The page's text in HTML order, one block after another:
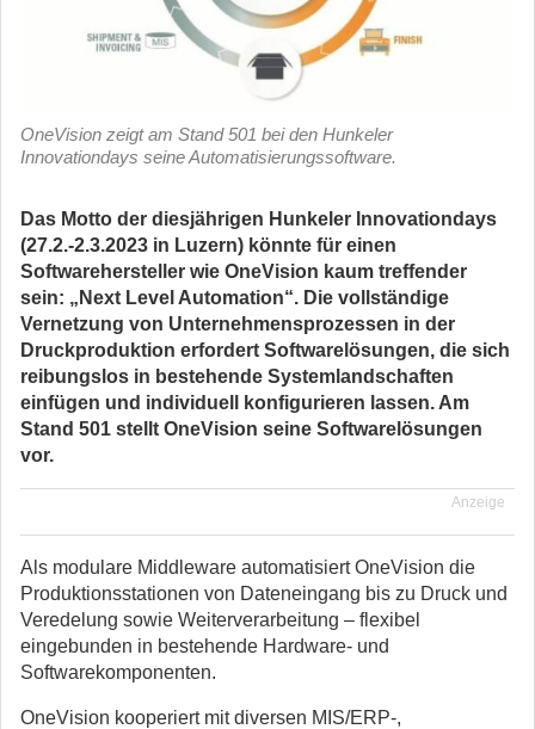
OneVision zeigt am Stand 501 bei den Hunkeler
Innovationdays seine Automatisierungssoftware.
Das Motto der diesjährigen Hunkeler Innovationdays
(27.2.-2.3.2023 in Luzern) könnte für einen
Softwarehersteller wie OneVision kaum treffender
sein: „Next Level Automation“. Die vollständige
Vernetzung von Unternehmensprozessen in der
Druckproduktion erfordert Softwarelösungen, die sich
reibungslos in bestehende Systemlandschaften
einfügen und individuell konfigurieren lassen. Am
Stand 501 stellt OneVision seine Softwarelösungen
vor.
Anzeige
Als modulare Middleware automatisiert OneVision die
Produktionsstationen von Dateneingang bis zu Druck und
Veredelung sowie Weiterverarbeitung – flexibel
eingebunden in bestehende Hardware- und
Softwarekomponenten.
OneVision kooperiert mit diversen MIS/ERP-,